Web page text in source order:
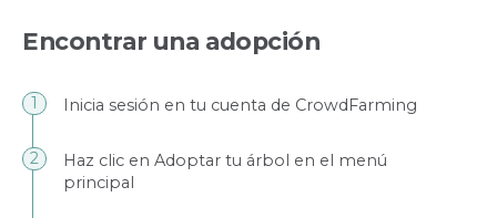
Encontrar una adopción
Inicia sesión en tu cuenta de CrowdFarming
Haz clic en Adoptar tu árbol en el menú
principal